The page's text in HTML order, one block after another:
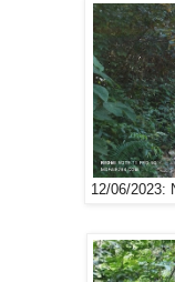
12/06/2023: